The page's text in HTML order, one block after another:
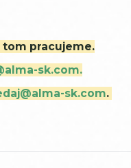
tom pracujeme.
sk.com.
sk.com.